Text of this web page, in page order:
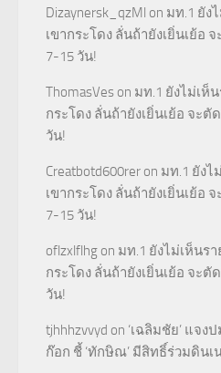
Dizaynersk_qzMl on มท.1 ยัง
เขากระโดง ลั่นถ้ายังเยิ่นเย้อ
7-15 วัน!
ThomasVes on มท.1 ยังไม่เห็
กระโดง ลั่นถ้ายังเยิ่นเย้อ จะตั
วัน!
Creatbotd600rer on มท.1 ยังไ
เขากระโดง ลั่นถ้ายังเยิ่นเย้อ
7-15 วัน!
oflzxlflhg on มท.1 ยังไม่เห็นรา
กระโดง ลั่นถ้ายังเยิ่นเย้อ จะตั
วัน!
tjhhhzvvyd on ‘เฉลิมชัย’ แจงป
ก๊อก ชี้ ‘ทักษิณ’ มีสิทธิ์ร่วมดินเ